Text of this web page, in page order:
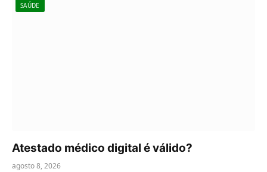
SAÚDE
Atestado médico digital é válido?
agosto 8, 2026